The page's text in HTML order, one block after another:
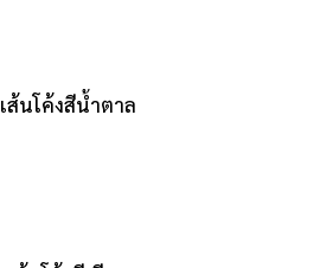
เส้นโค้งสีน้ำตาล